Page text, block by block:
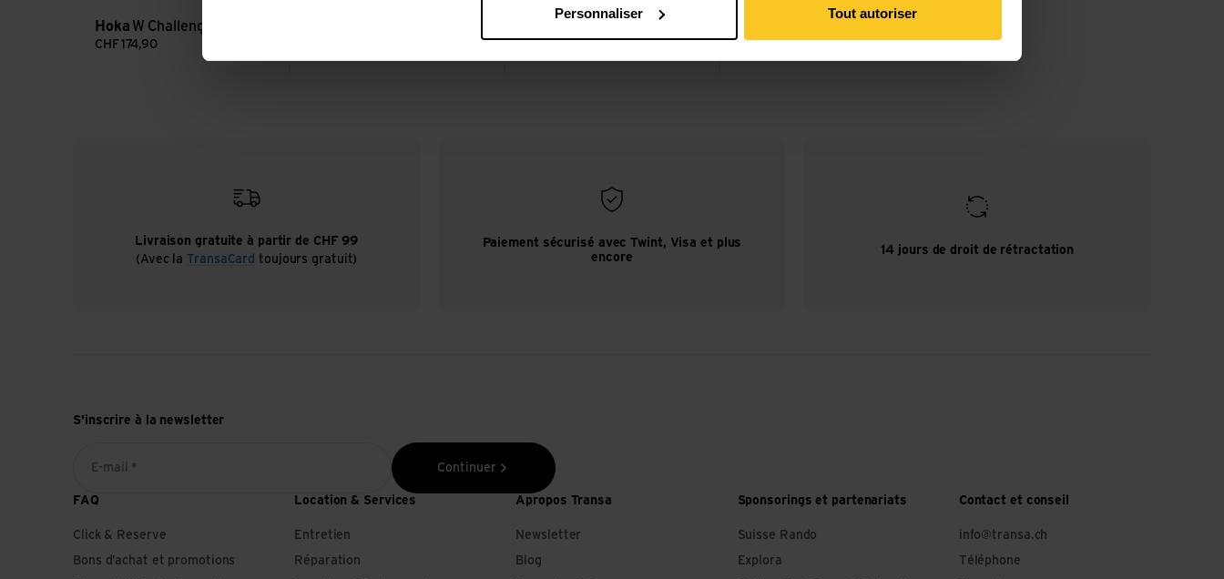
Personnaliser Tout autoriser
Hoka W Challenger 8
CHF174,90 CHF189,90 CHF204,90
Livraison gratuite à partir de CHF 99
(Avec la TransaCard toujours gratuit)
Paiement sécurisé avec Twint, Visa et plus
encore
14 jours de droit de rétractation
S'inscrire à la newsletter
E-mail * Continuer
FAQ
Click & Reserve
Bons d’achat et promotions
Location & Services
Entretien
Réparation
Apropos Transa
Newsletter
Blog
Sponsorings et partenariats
Suisse Rando
Explora
Contact et conseil
info@transa.ch
Téléphone